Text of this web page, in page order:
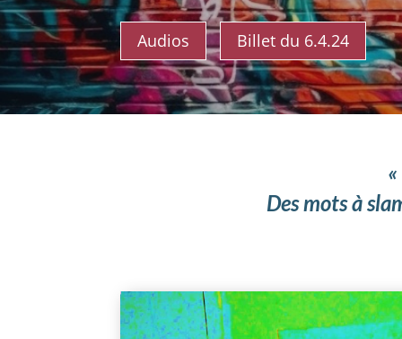
Audios Billet du 6.4.24
Des mots à